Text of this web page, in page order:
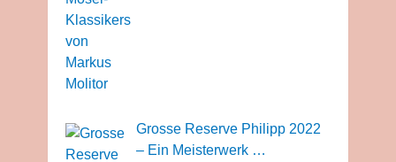
Grosse Reserve Philipp 2022
– Ein Meisterwerk …